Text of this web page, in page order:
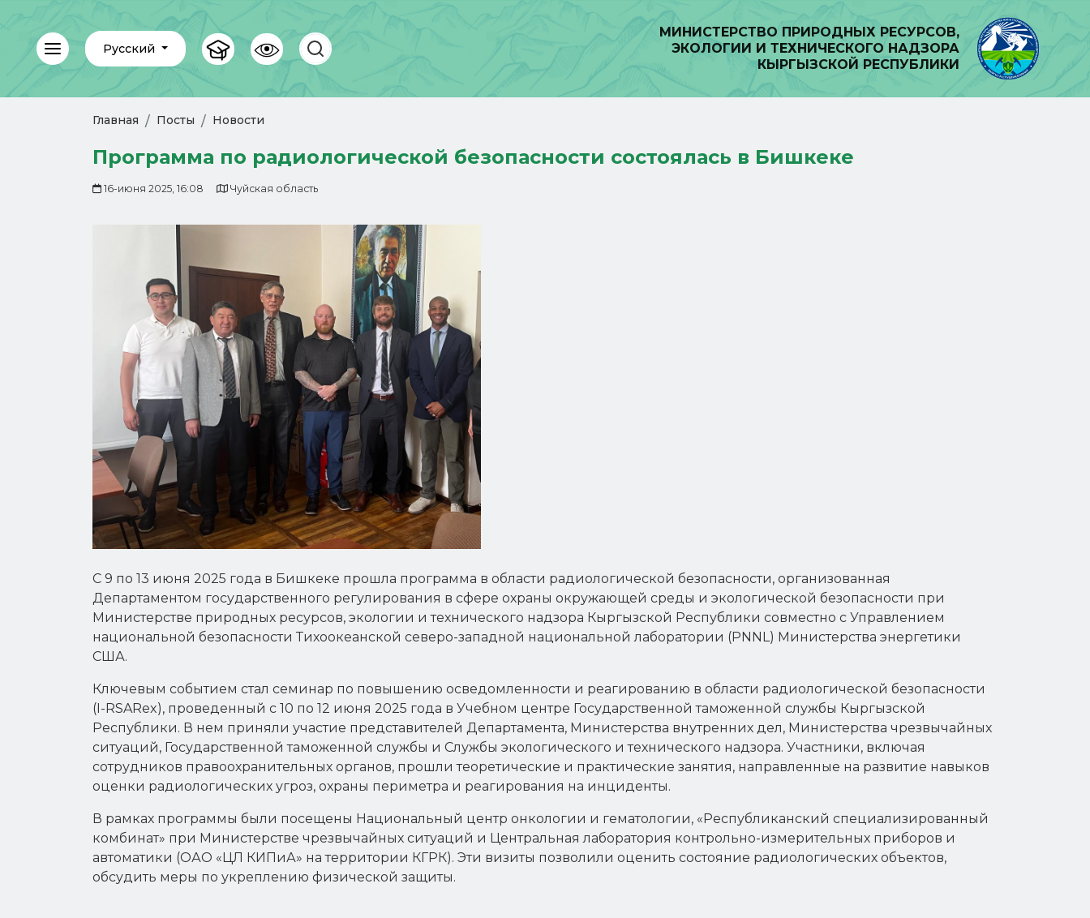
Русский
МИНИСТЕРСТВО ПРИРОДНЫХ РЕСУРСОВ,
ЭКОЛОГИИ И ТЕХНИЧЕСКОГО НАДЗОРА
КЫРГЫЗСКОЙ РЕСПУБЛИКИ
Главная Посты Новости
Программа по радиологической безопасности состоялась в Бишкеке
16-июня 2025, 16:08 Чуйская область
С 9 по 13 июня 2025 года в Бишкеке прошла программа в области радиологической безопасности, организованная
Департаментом государственного регулирования в сфере охраны окружающей среды и экологической безопасности при
Министерстве природных ресурсов, экологии и технического надзора Кыргызской Республики совместно с Управлением
национальной безопасности Тихоокеанской северо-западной национальной лаборатории (PNNL) Министерства энергетики
США.
Ключевым событием стал семинар по повышению осведомленности и реагированию в области радиологической безопасности
(I-RSARex), проведенный с 10 по 12 июня 2025 года в Учебном центре Государственной таможенной службы Кыргызской
Республики. В нем приняли участие представителей Департамента, Министерства внутренних дел, Министерства чрезвычайных
ситуаций, Государственной таможенной службы и Службы экологического и технического надзора. Участники, включая
сотрудников правоохранительных органов, прошли теоретические и практические занятия, направленные на развитие навыков
оценки радиологических угроз, охраны периметра и реагирования на инциденты.
В рамках программы были посещены Национальный центр онкологии и гематологии, «Республиканский специализированный
комбинат» при Министерстве чрезвычайных ситуаций и Центральная лаборатория контрольно-измерительных приборов и
автоматики (ОАО «ЦЛ КИПиА» на территории КГРК). Эти визиты позволили оценить состояние радиологических объектов,
обсудить меры по укреплению физической защиты.